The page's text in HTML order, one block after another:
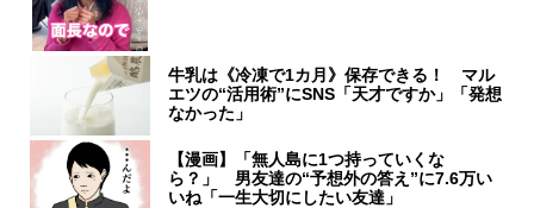
牛乳は《冷凍で1カ月》保存できる！ マル
エツの“活用術”にSNS「天才ですか」「発想
なかった」
【漫画】「無人島に1つ持っていくな
ら？」 男友達の“予想外の答え”に7.6万い
いね「一生大切にしたい友達」